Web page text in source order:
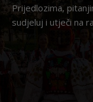
Prijedlozima,
sudjeluj i utječi na